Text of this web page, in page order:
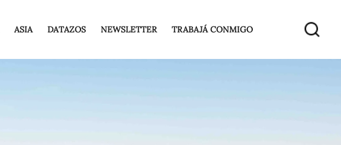
ASIA DATAZOS NEWSLETTER TRABAJÁ CONMIGO